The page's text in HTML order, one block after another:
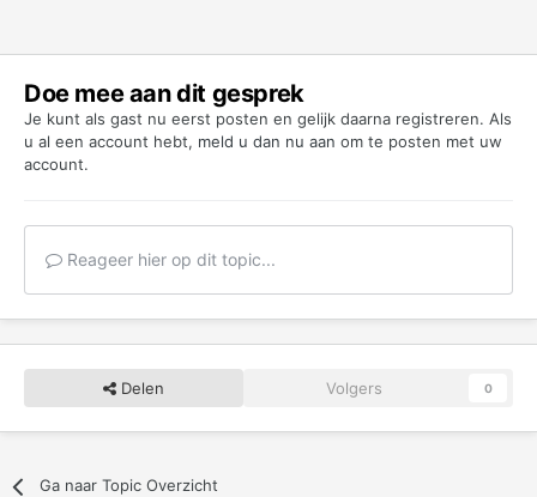
Doe mee aan dit gesprek
Je kunt als gast nu eerst posten en gelijk daarna registreren. Als
u al een account hebt, meld u dan nu aan om te posten met uw
account.
Reageer hier op dit topic...
Delen Volgers 0
Ga naar Topic Overzicht